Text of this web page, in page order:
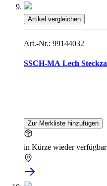
Artikel vergleichen
Art.-Nr.: 99144032
SSCH-MA Lech
Zur Merkliste hinzufügen
in Kürze wieder verfügbar